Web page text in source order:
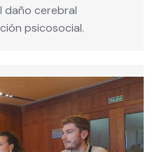
daño cerebral
psicosocial.